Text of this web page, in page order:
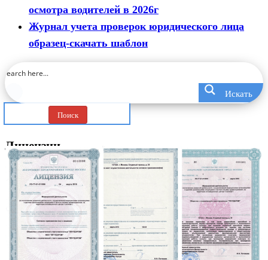
осмотра водителей в 2026г
Журнал учета проверок юридического лица
образец-скачать шаблон
Искать
Поиск
Лицензии